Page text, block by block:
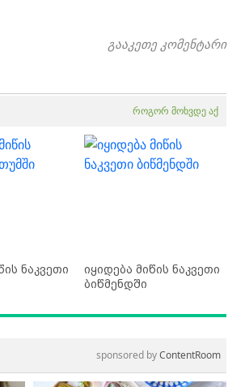
გააკეთე კომენტარი
როგორ მოხვდე აქ
ნაკვეთი
იყიდება მიწის ნაკვეთი
ბიწმენდში
sponsored byContentRoom